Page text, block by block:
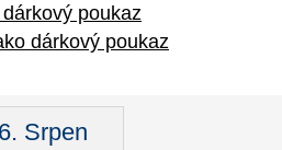
poukaz
dárkový poukaz
Srpen